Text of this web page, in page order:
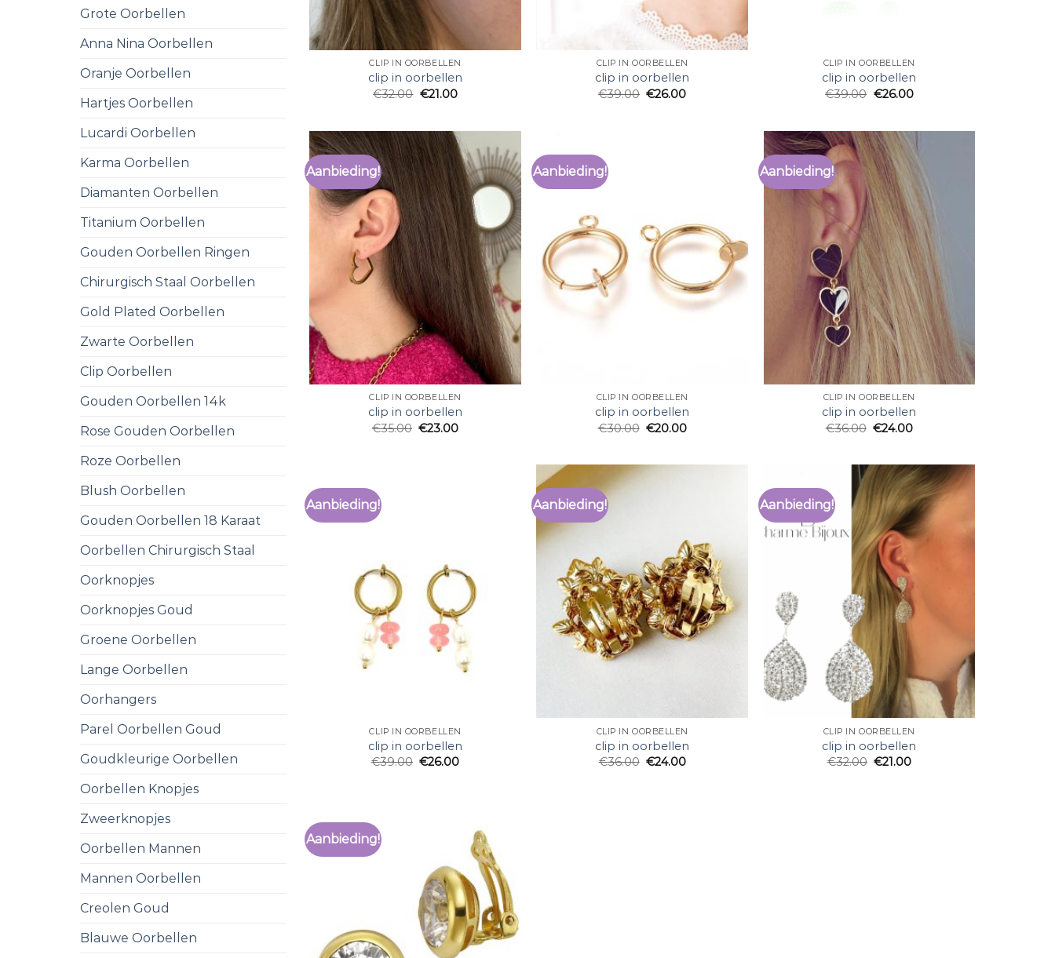
Grote Oorbellen
Anna Nina Oorbellen
Oranje Oorbellen
Hartjes Oorbellen
Lucardi Oorbellen
Karma Oorbellen
Diamanten Oorbellen
Titanium Oorbellen
Gouden Oorbellen Ringen
Chirurgisch Staal Oorbellen
Gold Plated Oorbellen
Zwarte Oorbellen
Clip Oorbellen
Gouden Oorbellen 14k
Rose Gouden Oorbellen
Roze Oorbellen
Blush Oorbellen
Gouden Oorbellen 18 Karaat
Oorbellen Chirurgisch Staal
Oorknopjes
Oorknopjes Goud
Groene Oorbellen
Lange Oorbellen
Oorhangers
Parel Oorbellen Goud
Goudkleurige Oorbellen
Oorbellen Knopjes
Zweerknopjes
Oorbellen Mannen
Mannen Oorbellen
Creolen Goud
Blauwe Oorbellen
CLIP IN OORBELLEN
clip in oorbellen
€32.00 €21.00
CLIP IN OORBELLEN
clip in oorbellen
€39.00 €26.00
CLIP IN OORBELLEN
clip in oorbellen
€39.00 €26.00
Aanbieding!
CLIP IN OORBELLEN
clip in oorbellen
€35.00 €23.00
Aanbieding!
CLIP IN OORBELLEN
clip in oorbellen
€30.00 €20.00
Aanbieding!
CLIP IN OORBELLEN
clip in oorbellen
€36.00 €24.00
Aanbieding!
CLIP IN OORBELLEN
clip in oorbellen
€39.00 €26.00
Aanbieding!
CLIP IN OORBELLEN
clip in oorbellen
€36.00 €24.00
Aanbieding!
CLIP IN OORBELLEN
clip in oorbellen
€32.00 €21.00
Aanbieding!